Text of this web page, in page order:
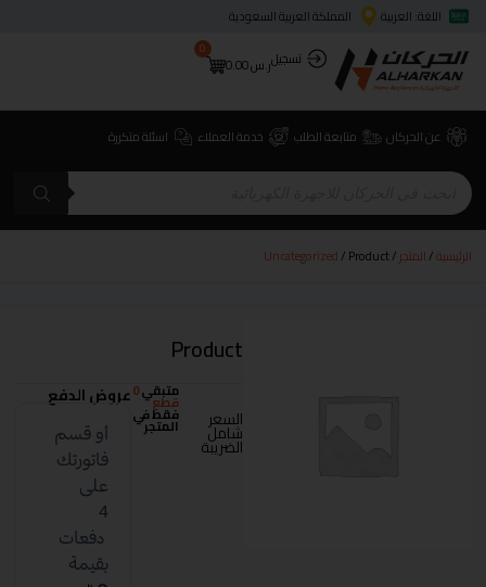
اللغة: العربية
المملكة العربية السعودية
تسجيلر.س0.00
0
عن الحركان متابعة الطلب خدمة العملاء اسئلة متكررة
الرئيسية/المتجر/
Uncategorized/ Product
Product
السعر
شامل
الضريبة
متبقي0
قطع
فقط في
المتجر
عروض الدفع